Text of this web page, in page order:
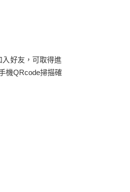
好友，可取得進
機QRcode掃描確